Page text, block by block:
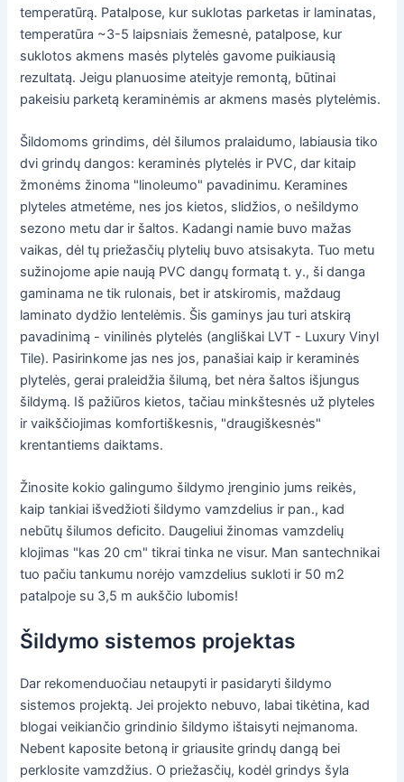
temperatūrą. Patalpose, kur suklotas parketas ir laminatas,
temperatūra ~3-5 laipsniais žemesnė, patalpose, kur
suklotos akmens masės plytelės gavome puikiausią
rezultatą. Jeigu planuosime ateityje remontą, būtinai
pakeisiu parketą keraminėmis ar akmens masės plytelėmis.
Šildomoms grindims, dėl šilumos pralaidumo, labiausia tiko
dvi grindų dangos: keraminės plytelės ir PVC, dar kitaip
žmonėms žinoma "linoleumo" pavadinimu. Keramines
plyteles atmetėme, nes jos kietos, slidžios, o nešildymo
sezono metu dar ir šaltos. Kadangi namie buvo mažas
vaikas, dėl tų priežasčių plytelių buvo atsisakyta. Tuo metu
sužinojome apie naują PVC dangų formatą t. y., ši danga
gaminama ne tik rulonais, bet ir atskiromis, maždaug
laminato dydžio lentelėmis. Šis gaminys jau turi atskirą
pavadinimą - vinilinės plytelės (angliškai LVT - Luxury Vinyl
Tile). Pasirinkome jas nes jos, panašiai kaip ir keraminės
plytelės, gerai praleidžia šilumą, bet nėra šaltos išjungus
šildymą. Iš pažiūros kietos, tačiau minkštesnės už plyteles
ir vaikščiojimas komfortiškesnis, "draugiškesnės"
krentantiems daiktams.
Žinosite kokio galingumo šildymo įrenginio jums reikės,
kaip tankiai išvedžioti šildymo vamzdelius ir pan., kad
nebūtų šilumos deficito. Daugeliui žinomas vamzdelių
klojimas "kas 20 cm" tikrai tinka ne visur. Man santechnikai
tuo pačiu tankumu norėjo vamzdelius sukloti ir 50 m2
patalpoje su 3,5 m aukščio lubomis!
Šildymo sistemos projektas
Dar rekomenduočiau netaupyti ir pasidaryti šildymo
sistemos projektą. Jei projekto nebuvo, labai tikėtina, kad
blogai veikiančio grindinio šildymo ištaisyti neįmanoma.
Nebent kaposite betoną ir griausite grindų dangą bei
perklosite vamzdžius. O priežasčių, kodėl grindys šyla